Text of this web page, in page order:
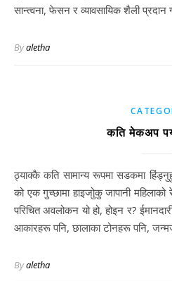
सान्त्वना, फेसन र व्यावसायिक शैली प्रदान
Byaletha
कति मेकअप
ठ्याक्कै कति सामान्य रूपमा सडकमा हिंड्नुहुन्छ वा ‘तथारमै तथाबै-हाँसोको बन्च’
को एक गुच्छामा हाइजोुकु जापानी
परिचित अवलोकन यो हो, होइन र?
आकारहरू पनि, छालाका टोनहरू पनि,
Byaletha